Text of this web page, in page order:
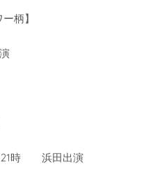
柄】
21時 浜田出演